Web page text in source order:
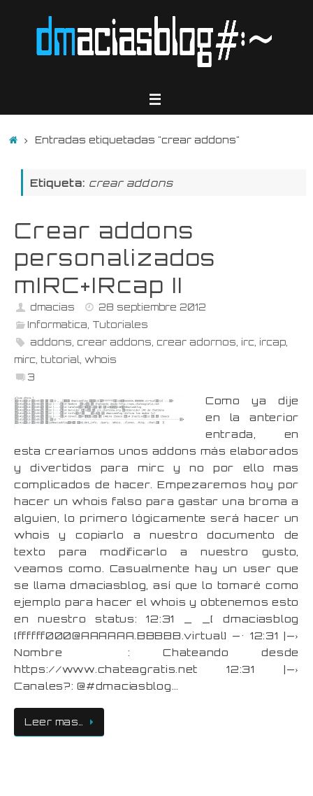
InicioEntradas etiquetadas "crear addons"
Etiqueta: crear addons
Crear addons
personalizados
mIRC+IRcap II
dmacias
28 septiembre 2012
Informatica Tutoriales
addons crear addons crear adornos irc, ircap,
mirc tutorial whois
3
Como ya dije
en la anterior
entrada, en
esta crearíamos unos addons más elaborados
y divertidos para mirc y no por ello mas
complicados de hacer. Empezaremos hoy por
hacer un whois falso para gastar una broma a
alguien, lo primero lógicamente será hacer un
whois y copiarlo a nuestro documento de
texto para modificarlo a nuestro gusto,
veamos como. Casualmente hay un user que
se llama dmaciasblog, así que lo tomaré como
ejemplo para hacer el whois y obtenemos esto
en nuestro status: 12:31 _ _[ dmaciasblog
[ffffff000@AAAAAA.BBBBB.virtual] —• 12:31 |—›
Nombre : Chateando desde
https://www.chateagratis.net 12:31 |—›
Canales?: @#dmaciasblog…
Leer mas…